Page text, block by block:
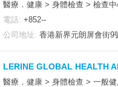
醫療．健康 > 身體檢查 > 檢查
電話: +852--
公司地址: 香港新界元朗屏會街9
LERINE GLOBAL HEALTH
醫療．健康 > 身體檢查 > 一般健